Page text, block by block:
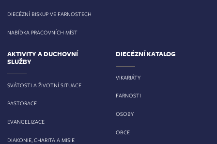
DIECÉZNÍ BISKUP VE FARNOSTECH
NABÍDKA PRACOVNÍCH MÍST
AKTIVITY A DUCHOVNÍ
SLUŽBY
SVÁTOSTI A ŽIVOTNÍ SITUACE
PASTORACE
EVANGELIZACE
DIAKONIE, CHARITA A MISIE
DIECÉZNÍ KATALOG
VIKARIÁTY
FARNOSTI
OSOBY
OBCE